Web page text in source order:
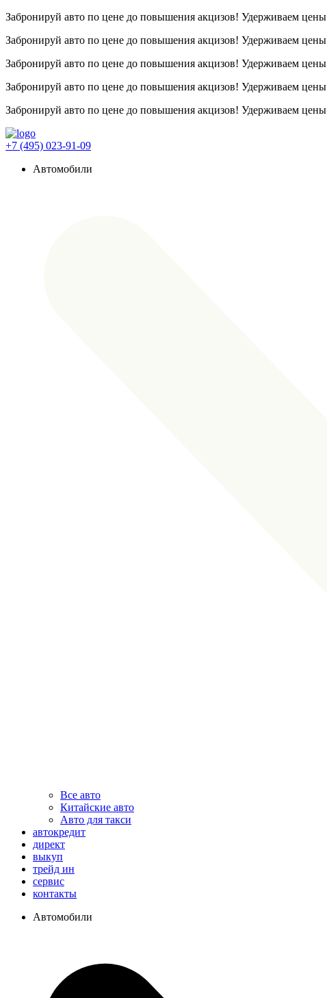
Забронируй авто по цене до повышения акцизов! Удерживаем цены
Забронируй авто по цене до повышения акцизов! Удерживаем цены
Забронируй авто по цене до повышения акцизов! Удерживаем цены
Забронируй авто по цене до повышения акцизов! Удерживаем цены
Забронируй авто по цене до повышения акцизов! Удерживаем цены
+7 (495) 023-91-09
Автомобили
Все авто
Китайские авто
Авто для такси
автокредит
директ
выкуп
трейд ин
сервис
контакты
Автомобили